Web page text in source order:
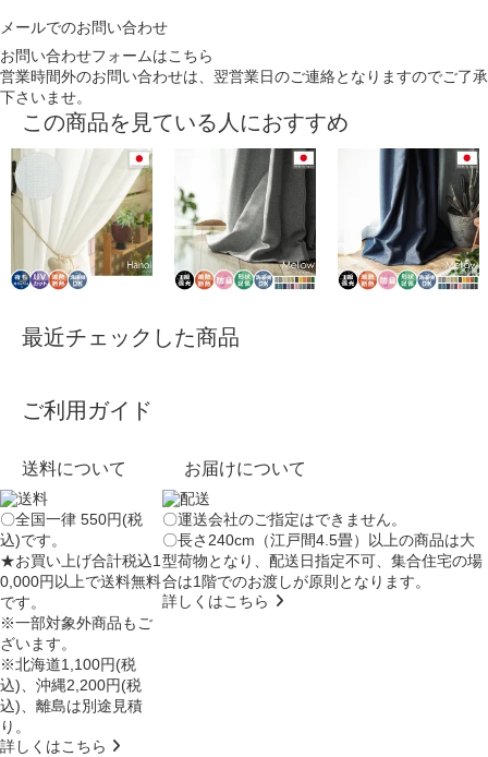
メールでのお問い合わせ
お問い合わせフォームはこちら
営業時間外のお問い合わせは、翌営業日のご連絡となりますのでご了承
下さいませ。
この商品を見ている人におすすめ
最近チェックした商品
ご利用ガイド
送料について
〇全国一律 550円(税
込)です。
★お買い上げ合計税込1
0,000円以上で送料無料
です。
※一部対象外商品もご
ざいます。
※北海道1,100円(税
込)、沖縄2,200円(税
込)、離島は別途見積
り。
詳しくはこちら
お届けについて
〇運送会社のご指定はできません。
〇長さ240cm（江戸間4.5畳）以上の商品は大
型荷物となり、配送日指定不可、集合住宅の場
合は1階でのお渡しが原則となります。
詳しくはこちら